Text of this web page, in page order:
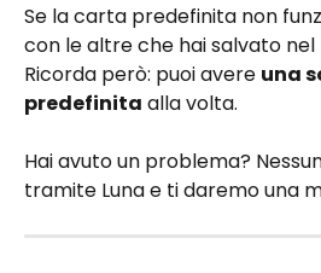
Se la carta predefinita non
con le altre che hai salvato
Ricorda però: puoi avere una
predefinita alla volta.
Hai avuto un problema?
tramite Luna e ti daremo una